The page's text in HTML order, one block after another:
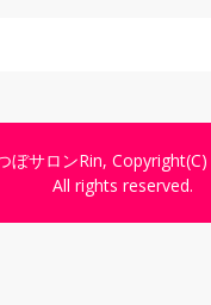
ぼサロンRin, Copyright(C)
All rights reserved.